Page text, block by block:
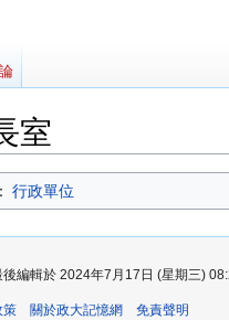
室
：​ 行政單位
後編輯於 2024年7月17日 (星期三)
策 關於政大記憶網 免責聲明